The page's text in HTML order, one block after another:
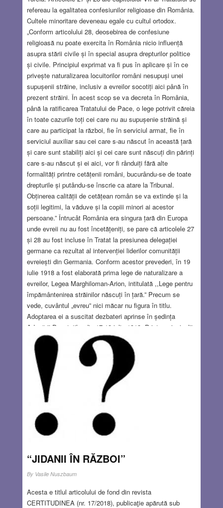
refereau la egalitatea confesiunilor religioase din România.
Cultele minoritare deveneau egale cu cultul ortodox.
„Conform articolului 28, deosebirea de confesiune
religioasă nu poate exercita în România nicio influență
asupra stării civile și în special asupra drepturilor politice
și civile. Principiul exprimat va fi pus în aplicare și în ce
privește naturalizarea locuitorilor români nesupuși unei
supușenii străine, inclusiv a evreilor socotiți aici până în
prezent străini. În acest scop se va decreta în România,
până la ratificarea Tratatului de Pace, o lege potrivit căreia
în toate cazurile toți cei care nu au supușenie străină și
care au participat la război, fie în serviciul armat, fie în
serviciul auxiliar sau cei care s-au născut în această țară
și care sunt stabiliți aici și cei care sunt născuți din părinți
care s-au născut și ei aici, vor fi rânduiți fără alte
formalități printre cetățenii români, bucurându-se de toate
drepturile și putându-se înscrie ca atare la Tribunal.
Obținerea calității de cetățean român se va extinde și la
soții legitimi, la văduve și la copiii minori ai acestor
persoane.” Întrucât România era singura țară din Europa
unde evreii nu au fost încetățeniți, se pare că articolele 27
și 28 au fost incluse în Tratat la presiunea delegației
germane ca rezultat al intervenției liderilor comunității
evreiești din Germania. Conform acestor prevederi, în 19
iulie 1918 a fost elaborată prima lege de naturalizare a
evreilor, Legea Marghiloman-Arion, intitulată ,,Lege pentru
împământenirea străinilor născuți în țară.” Precum se
vede, cuvântul „evreu” nici măcar nu figura în titlu.
Adoptarea ei a suscitat dezbateri aprinse în ședința
Adunării Deputaților din 17-18 iulie 1918. Printre principalii
oponenți era A.C.Cuza, autorul broșurii ,,Jidanii în război”.
Cuza s-a numărat printre principalii calomniatori ai evreilor;
nu numai că a negat participarea lor la război dar i-a
acuzat de trădare, dezertare, spionaj ș.a.
JAN 17, 2019
“JIDANII ÎN RĂZBOI”
By Vasile Nuszbaum
Acesta e titlul articolului de fond din revista
CERTITUDINEA (nr. 17/2018), publicaţie apărută sub